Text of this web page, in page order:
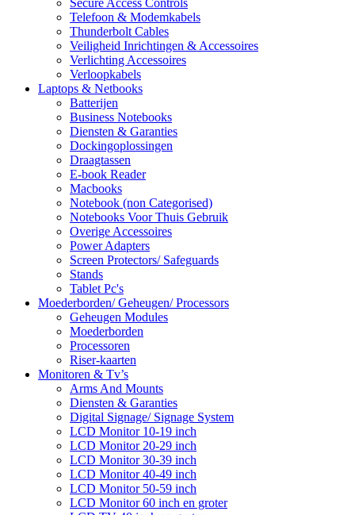
Secure Access Controls
Telefoon & Modemkabels
Thunderbolt Cables
Veiligheid Inrichtingen & Accessoires
Verlichting Accessoires
Verloopkabels
Laptops & Netbooks
Batterijen
Business Notebooks
Diensten & Garanties
Dockingoplossingen
Draagtassen
E-book Reader
Macbooks
Notebook (non Categorised)
Notebooks Voor Thuis Gebruik
Overige Accessoires
Power Adapters
Screen Protectors/ Safeguards
Stands
Tablet Pc's
Moederborden/ Geheugen/ Processors
Geheugen Modules
Moederborden
Processoren
Riser-kaarten
Monitoren & Tv’s
Arms And Mounts
Diensten & Garanties
Digital Signage/ Signage System
LCD Monitor 10-19 inch
LCD Monitor 20-29 inch
LCD Monitor 30-39 inch
LCD Monitor 40-49 inch
LCD Monitor 50-59 inch
LCD Monitor 60 inch en groter